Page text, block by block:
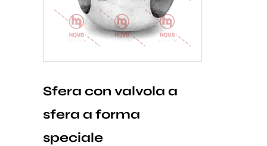
Sfera con valvola a
sfera a forma
speciale